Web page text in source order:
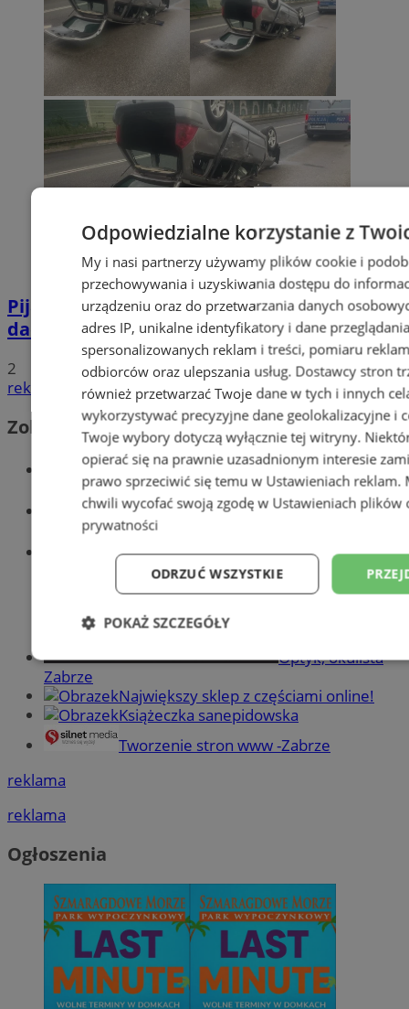
Pijana 32-latka z zakazem prowadzenia
dachowała na DK 88 w Zabrzu
2
reklama
Zobacz również
Wiadomości kryminalne w Zabrzu
Wiadomości lokalne
Wiadomości sportowe
Optyk, okulista
Zabrze
Największy sklep z częściami online!
Książeczka sanepidowska
Tworzenie stron www -Zabrze
reklama
reklama
Ogłoszenia
Odpowiedzialne korzystanie z
My i nasi partnerzy używamy plików cookie i
przechowywania i uzyskiwania dostępu do
urządzeniu oraz do przetwarzania danych
adres IP, unikalne identyfikatory i dane
spersonalizowanych reklam i treści, pomiaru
odbiorców oraz ulepszania usług. Dostawcy stron
również przetwarzać Twoje dane w tych i innych
wykorzystywać precyzyjne dane geolokalizacyjne i
Twoje wybory dotyczą wyłącznie tej witryny.
opierać się na prawnie uzasadnionym interesie
prawo sprzeciwić się temu w Ustawieniach reklam.
chwili wycofać swoją zgodę w Ustawieniach plików
prywatności
ODRZUĆ WSZYSTKIE
POKAŻ SZCZEGÓŁY
Niezbędne Wydajność
Niezbędne
Niezbędne pliki cookie umożliwiają korzystanie z podstawowych
takich jak logowanie użytkownika i zarządzanie kontem. Bez
można prawidłowo korzystać ze strony internetowej.
Nazwa
Provider
Domena
SessID
zabrze.com.pl